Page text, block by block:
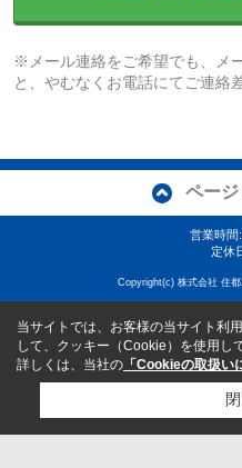
※メール連絡をご希望でも、メ
と、やむなくお電話にてご連絡
ペー
営業時間
定休
Copyright(c) 株式会社 住
当サイトでは、お客様の当サイト利
して、クッキー（Cookie）を使用し
詳しくは、当社の 「Cookieの取扱い